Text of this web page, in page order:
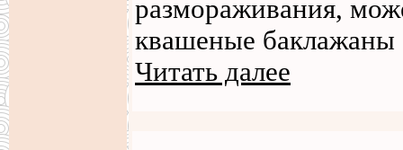
размораживания,
квашеные баклажаны
Читать далее